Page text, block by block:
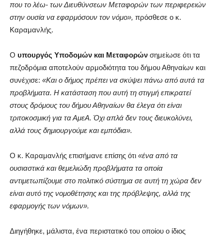
που το λέω- των Διευθύνσεων Μεταφορών των περιφερειών
στην ουσία να εφαρμόσουν τον νόμο», πρόσθεσε ο κ.
Καραμανλής.
Ο υπουργός Υποδομών και Μεταφορών σημείωσε ότι τα
πεζοδρόμια αποτελούν αρμοδιότητα του δήμου Αθηναίων και
συνέχισε: «Και ο δήμος πρέπει να σκύψει πάνω από αυτά τα
προβλήματα. Η κατάσταση που αυτή τη στιγμή επικρατεί
στους δρόμους του δήμου Αθηναίων θα έλεγα ότι είναι
τριτοκοσμική για τα ΑμεΑ. Όχι απλά δεν τους διευκολύνει,
αλλά τους δημιουργούμε και εμπόδια».
Ο κ. Καραμανλής επισήμανε επίσης ότι «ένα από τα
ουσιαστικά και θεμελιώδη προβλήματα τα οποία
αντιμετωπίζουμε στο πολιτικό σύστημα σε αυτή τη χώρα δεν
είναι αυτό της νομοθέτησης και της πρόβλεψης, αλλά της
εφαρμογής των νόμων».
Διηγήθηκε, μάλιστα, ένα περιστατικό του οποίου ο ίδιος